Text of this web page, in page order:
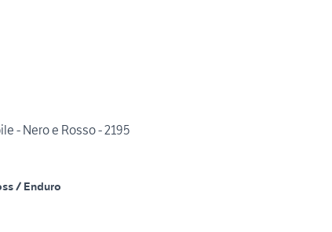
- Nero e Rosso - 2195
/ Enduro